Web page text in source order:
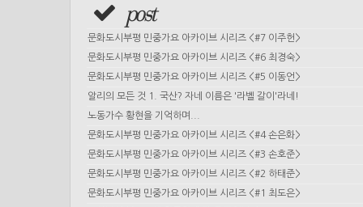
post
문화도시부평 민중가요 아카이브 시리즈 <#7 이주헌>
문화도시부평 민중가요 아카이브 시리즈 <#6 최경숙>
문화도시부평 민중가요 아카이브 시리즈 <#5 이동언>
알리의 모든 것 1. 국산? 자네 이름은 '라벨 갈이'라네!
노동가수 황현을 기억하며...
문화도시부평 민중가요 아카이브 시리즈 <#4 손은화>
문화도시부평 민중가요 아카이브 시리즈 <#3 손호준>
문화도시부평 민중가요 아카이브 시리즈 <#2 하태준>
문화도시부평 민중가요 아카이브 시리즈 <#1 최도은>